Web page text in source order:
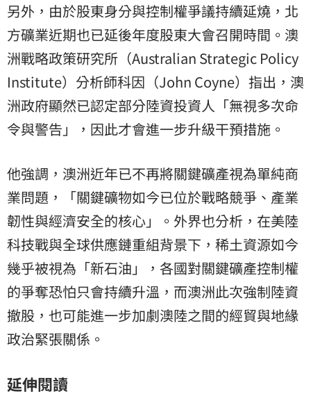
另外，由於股東身分與控制權爭議持續延燒，北
方礦業近期也已延後年度股東大會召開時間。澳
洲戰略政策研究所（Australian Strategic Policy
Institute）分析師科因（John Coyne）指出，澳
洲政府顯然已認定部分陸資投資人「無視多次命
令與警告」，因此才會進一步升級干預措施。
他強調，澳洲近年已不再將關鍵礦產視為單純商
業問題，「關鍵礦物如今已位於戰略競爭、產業
韌性與經濟安全的核心」。外界也分析，在美陸
科技戰與全球供應鏈重組背景下，稀土資源如今
幾乎被視為「新石油」，各國對關鍵礦產控制權
的爭奪恐怕只會持續升溫，而澳洲此次強制陸資
撤股，也可能進一步加劇澳陸之間的經貿與地緣
政治緊張關係。
延伸閱讀